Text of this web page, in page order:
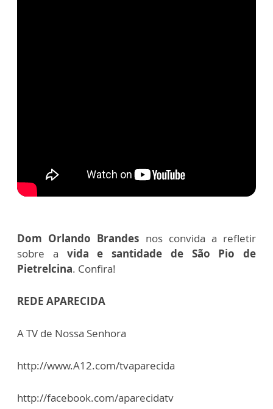
Dom Orlando Brandes nos convida a refletir
sobre a vida e santidade de São Pio de
Pietrelcina. Confira!
REDE APARECIDA
A TV de Nossa Senhora
http://www.A12.com/tvaparecida
http://facebook.com/aparecidatv